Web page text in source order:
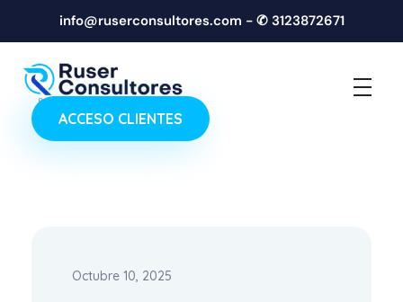
info@ruserconsultores.com - ✆ 3123872671
RUSER CONSULTORES
asuntos contables y servicios de Revisoría Fiscal ACCESO CLIENTES
Octubre 10, 2025